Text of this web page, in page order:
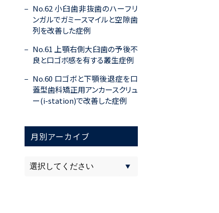
No.62 小臼歯非抜歯のハーフリ
ンガルでガミースマイルと空隙歯
列を改善した症例
No.61 上顎右側大臼歯の予後不
良と口ゴボ感を有する叢生症例
No.60 口ゴボと下顎後退症を口
蓋型歯科矯正用アンカースクリュ
ー(i-station)で改善した症例
月別アーカイブ